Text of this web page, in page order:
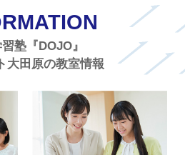
塾『DOJO』
大田原の教室情報